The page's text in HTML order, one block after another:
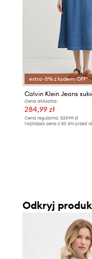
extra -5% z kodem: OFF*
Cena aktualna:
284,99 zł
Cena regularna: 529,99 zł
Najniższa cena z 30 dni przed
Odkryj